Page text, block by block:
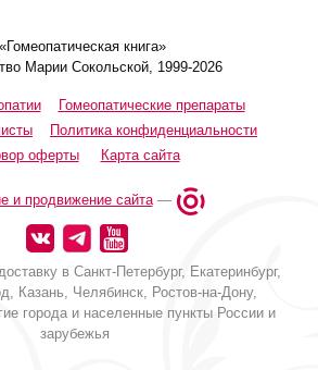
книга»
Марии Сокольской, 1999-2026
Гомеопатические препараты
Политика конфиденциальности
оферты
Карта сайта
и продвижение сайта—
в Санкт-Петербург, Екатеринбург,
Казань, Челябинск, Ростов-на-Дону,
города и населенные пункты России и
зарубежья